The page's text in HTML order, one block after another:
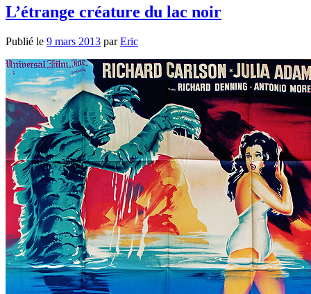
L’étrange créature du lac noir
Publié le 9 mars 2013 parEric